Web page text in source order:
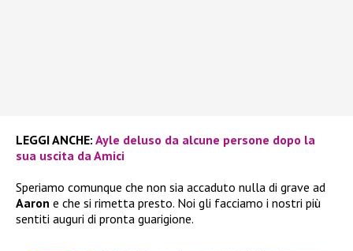
LEGGI ANCHE: Ayle deluso da alcune persone dopo la
sua uscita da Amici
Speriamo comunque che non sia accaduto nulla di grave ad
Aaron e che si rimetta presto. Noi gli facciamo i nostri più
sentiti auguri di pronta guarigione.